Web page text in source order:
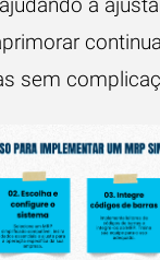
a
sem